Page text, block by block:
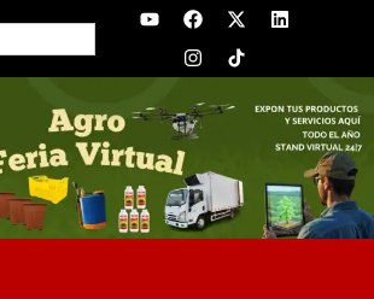
Y
o
b
e
F
a
c
e
o
o
k
X
-
t
w
t
L
i
d
n
I
n
s
t
g
r
a